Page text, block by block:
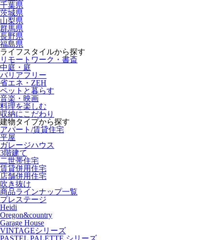
千葉県
茨城県
山梨県
群馬県
長野県
福島県
ライフスタイルから探す
リモートワーク・書斎
中庭・庭
バリアフリー
省エネ・ZEH
ペットと暮らす
音楽・映画
料理を楽しむ
収納にこだわり
建物タイプから探す
アパート/賃貸住宅
平屋
ガレージハウス
3階建て
二世帯住宅
賃貸併用住宅
店舗併用住宅
吹き抜け
商品ラインナップ一覧
プレステージ
Heidi
Oregon&country
Garage House
VINTAGEシリーズ
PASTEL PALETTE シリーズ